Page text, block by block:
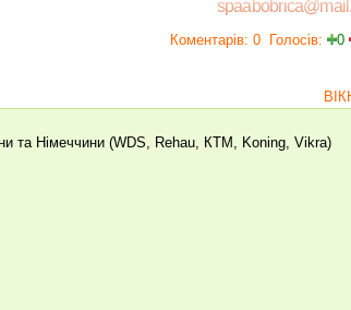
Коментарів: 0 Голосів: 0
та Німеччини (WDS, Rehau, КТМ, Kоning, Vikra)